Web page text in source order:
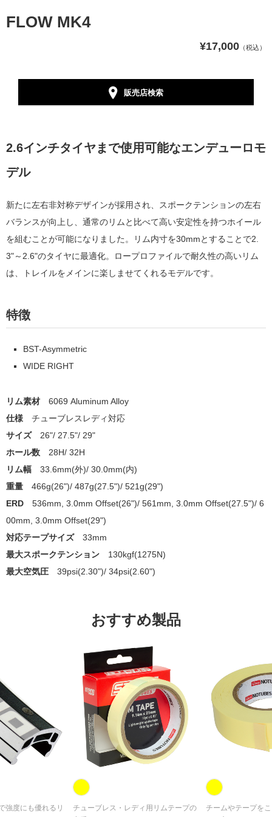
FLOW MK4
¥17,000 （税込）
販売店検索
2.6インチタイヤまで使用可能なエンデューロモ
デル
新たに左右非対称デザインが採用され、スポークテンションの左右
バランスが向上し、通常のリムと比べて高い安定性を持つホイール
を組むことが可能になりました。リム内寸を30mmとすることで2.
3"～2.6"のタイヤに最適化。ロープロファイルで耐久性の高いリム
は、トレイルをメインに楽しませてくれるモデルです。
特徴
BST-Asymmetric
WIDE RIGHT
リム素材 6069 Aluminum Alloy
仕様 チューブレスレディ対応
サイズ26"/ 27.5"/ 29"
ホール数 28H/ 32H
リム幅 33.6mm(外)/ 30.0mm(内)
重量 466g(26")/ 487g(27.5")/ 521g(29")
ERD 536mm, 3.0mm Offset(26")/ 561mm, 3.0mm Offset(27.5")/ 6
00mm, 3.0mm Offset(29")
対応テープサイズ33mm
最大スポークテンション 130kgf(1275N)
最大空気圧 39psi(2.30")/ 34psi(2.60")
おすすめ製品
強度にも優れるリ
チューブレス・レディ用リムテープの
チームやテープを